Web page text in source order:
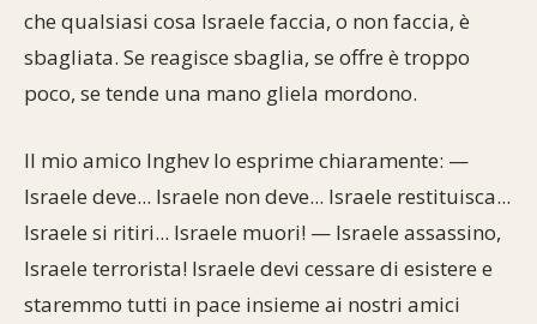
che qualsiasi cosa Israele faccia, o non faccia, è
sbagliata. Se reagisce sbaglia, se offre è troppo
poco, se tende una mano gliela mordono.
Il mio amico Inghev lo esprime chiaramente: —
Israele deve... Israele non deve... Israele restituisca...
Israele si ritiri... Israele muori! — Israele assassino,
Israele terrorista! Israele devi cessare di esistere e
staremmo tutti in pace insieme ai nostri amici